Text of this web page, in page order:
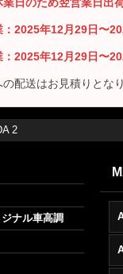
2025年12月29日〜
2025年12月29日〜
配送はお見積りとな
2
ナル車高調